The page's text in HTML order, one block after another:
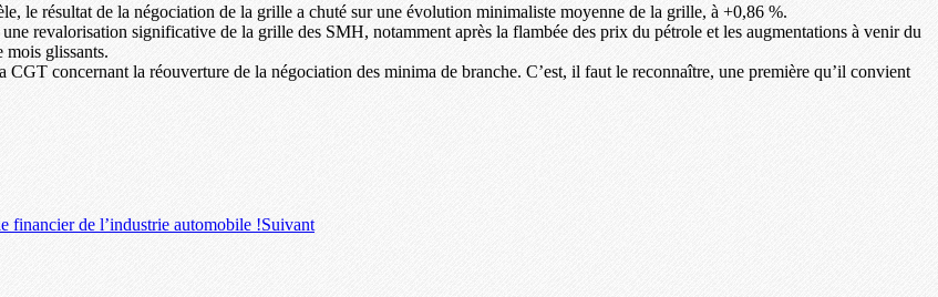
le résultat de la négociation de la grille a chuté sur une évolution minimaliste moyenne de la grille, à +0,86 %.
revalorisation significative de la grille des SMH, notamment après la flambée des prix du pétrole et les augmentations à venir du
glissants.
concernant la réouverture de la négociation des minima de branche. C’est, il faut le reconnaître, une première qu’il convient
financier de l’industrie automobile !Suivant